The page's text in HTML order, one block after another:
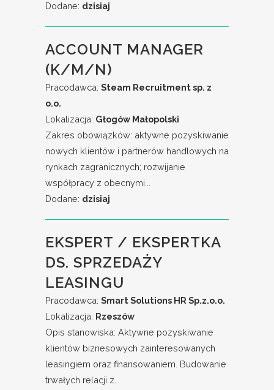
Dodane: dzisiaj
ACCOUNT MANAGER
(K/M/N)
Pracodawca: Steam Recruitment sp. z
o.o.
Lokalizacja: Głogów Małopolski
Zakres obowiązków: aktywne pozyskiwanie
nowych klientów i partnerów handlowych na
rynkach zagranicznych; rozwijanie
współpracy z obecnymi...
Dodane: dzisiaj
EKSPERT / EKSPERTKA
DS. SPRZEDAŻY
LEASINGU
Pracodawca: Smart Solutions HR Sp.z.o.o.
Lokalizacja: Rzeszów
Opis stanowiska: Aktywne pozyskiwanie
klientów biznesowych zainteresowanych
leasingiem oraz finansowaniem. Budowanie
trwałych relacji z...